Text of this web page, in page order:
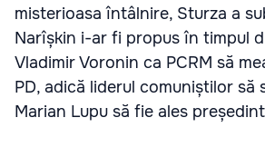
misterioasa întâlnire, Sturza a
Narîșkin i-ar fi propus în timpul
Vladimir Voronin ca PCRM să
PD, adică liderul comuniștilor să
Marian Lupu să fie ales